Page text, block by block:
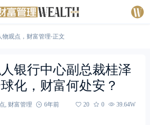
物观点 ， 财富管理-正文
银行中心副总裁桂泽
化，财富何处安？
财富管理 6年前 20 0
39.64W